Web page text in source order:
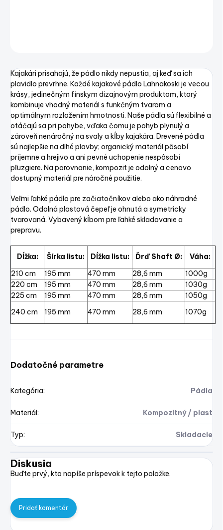
Kajakári prisahajú, že pádlo nikdy nepustia, aj keď sa ich
plavidlo prevrhne. Každé kajakové pádlo Lahnakoski je vecou
krásy, jedinečným fínskym dizajnovým produktom, ktorý
kombinuje vhodný materiál s funkčným tvarom a
optimálnym rozložením hmotnosti. Naše pádla sú flexibilné a
otáčajú sa pri pohybe, vďaka čomu je pohyb plynulý a
zároveň nenáročný na svaly a kĺby kajakára. Drevené pádla
sú najlepšie na dlhé plavby; organický materiál pôsobí
príjemne a hrejivo a ani pevné uchopenie nespôsobí
pľuzgiere. Na porovnanie, kompozit je odolný a cenovo
dostupný materiál pre náročné použitie.
Veľmi ľahké pádlo pre začiatočníkov alebo ako náhradné
pádlo. Odolná plastová čepeľ je ohnutá a symetricky
tvarovaná. Vybavený kĺbom pre ľahké skladovanie a
prepravu.
Dĺžka: Šírka listu: Dĺžka listu: Ďrď Shaft Ø:
Váha:
210 cm
195 mm 470 mm 28,6 mm
1000g
220 cm
195 mm 470 mm 28,6 mm
1030g
225 cm
195 mm 470 mm 28,6 mm
1050g
240 cm
195 mm 470 mm 28,6 mm 1070g
Dodatočné parametre
Kategória: Pádla
Materiál : Kompozitný / plast
Typ: Skladacie
Diskusia
Buďte prvý, kto napíše príspevok k tejto položke.
Pridať komentár